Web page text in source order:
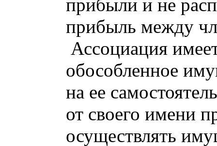
прибыли и не
прибыль между
Ассоциация
обособленное
на ее
от своего имени
осуществлять